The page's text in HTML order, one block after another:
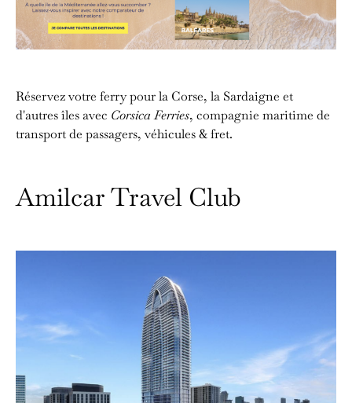
Réservez votre ferry pour la Corse, la Sardaigne et
d'autres îles avec Corsica Ferries, compagnie maritime de
transport de passagers, véhicules & fret.
Amilcar Travel Club